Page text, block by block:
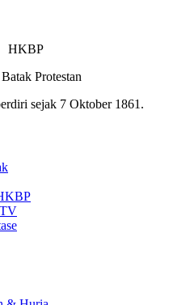
HKBP
Protestan
sejak 7 Oktober 1861.